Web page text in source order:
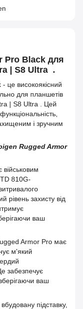
Pro Black для
| S8 Ultra .
це високоякісний
для планшетів
| S8 Ultra . Цей
і зручним
Rugged Armor
військовим
810G-
рівень захисту від
ваш
Armor Pro має
м'який
забезпечує
зберігаючи ваш
підставку,